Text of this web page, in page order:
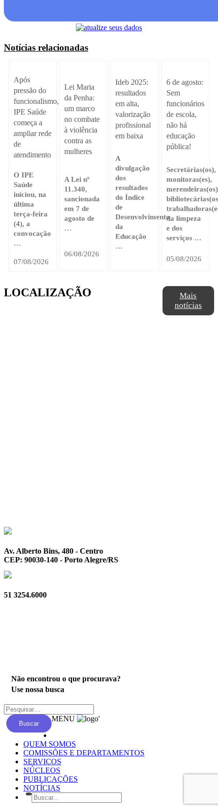
Notícias relacionadas
Após
pressão do
funcionalismo,
IPE Saúde
começa a
ampliar rede
de
atendimento
O IPE
Saúde
iniciou, na
última
terça-feira
(4), a
convocação
…
07/08/2026
Lei Maria
da Penha:
um marco
no combate
à violência
contra as
mulheres
A Lei nº
11.340,
sancionada
em 7 de
agosto de
…
06/08/2026
Ideb 2025:
resultados
em alta,
valorização
profissional
em baixa
A
divulgação
dos
resultados
do Índice
de
Desenvolvimento
da
Educação
…
6 de agosto:
Sem
funcionários
de escola,
não há
educação
pública!
Secretárias(os),
monitoras(es),
da limpeza
e dos
serviços …
05/08/2026
Mais
notícias
LOCALIZAÇÃO
Av. Alberto Bins, 480 - Centro
CEP: 90030-140 - Porto Alegre/RS
51 3254.6000
Não encontrou o que procurava?
Use nossa busca
Buscar
MENU '
QUEM SOMOS
COMISSÕES E DEPARTAMENTOS
SERVIÇOS
NÚCLEOS
PUBLICAÇÕES
NOTÍCIAS